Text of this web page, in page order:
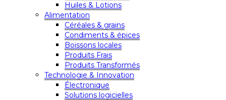
Huiles & Lotions
Alimentation
Céréales & grains
Condiments & épices
Boissons locales
Produits Frais
Produits Transformés
Technologie & Innovation
Électronique
Solutions logicielles